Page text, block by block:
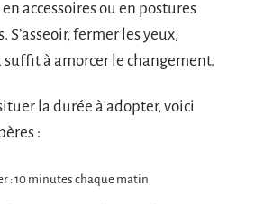
accessoires ou en postures
S’asseoir, fermer les yeux,
suffit à amorcer le changement.
la durée à adopter, voici
:
: 10 minutes chaque matin